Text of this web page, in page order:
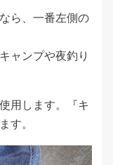
ら、一番左側の
ャンプや夜釣り
用します。『キ
す。